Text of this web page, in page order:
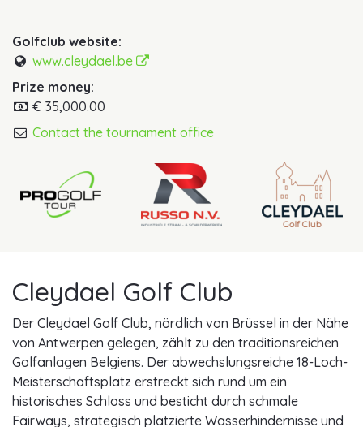
Golfclub website:
www.cleydael.be
Prize money:
€ 35,000.00
Contact the tournament office
Cleydael Golf Club
Der Cleydael Golf Club, nördlich von Brüssel in der Nähe
von Antwerpen gelegen, zählt zu den traditionsreichen
Golfanlagen Belgiens. Der abwechslungsreiche 18-Loch-
Meisterschaftsplatz erstreckt sich rund um ein
historisches Schloss und besticht durch schmale
Fairways, strategisch platzierte Wasserhindernisse und